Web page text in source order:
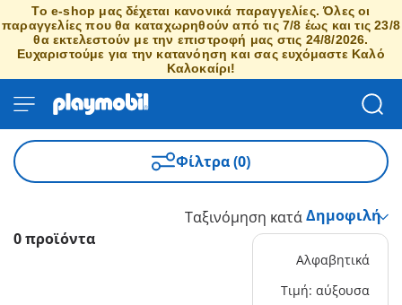
Το e-shop μας δέχεται κανονικά παραγγελίες. Όλες οι
παραγγελίες που θα καταχωρηθούν από τις 7/8 έως και τις 23/8
θα εκτελεστούν με την επιστροφή μας στις 24/8/2026.
Ευχαριστούμε για την κατανόηση και σας ευχόμαστε Καλό
Καλοκαίρι!
Φίλτρα (0)
0 προϊόντα
Ταξινόμηση κατά
Αλφαβητικά
Τιμή: αύξουσα